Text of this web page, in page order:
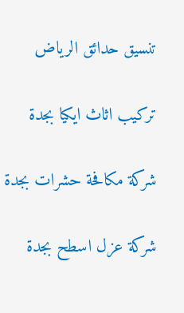
تنسيق حدائق الرياض
تركيب اثاث ايكيا بجدة
شركة مكافحة حشرات بجدة
شركة عزل اسطح بجدة